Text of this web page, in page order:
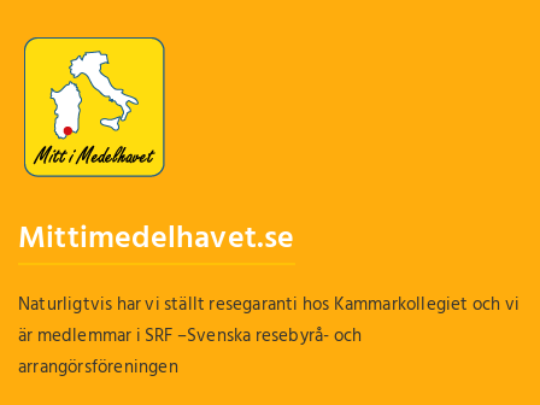
Mittimedelhavet.se
Naturligtvis har vi ställt resegaranti hos Kammarkollegiet och vi
är medlemmar i SRF –Svenska resebyrå- och
arrangörsföreningen